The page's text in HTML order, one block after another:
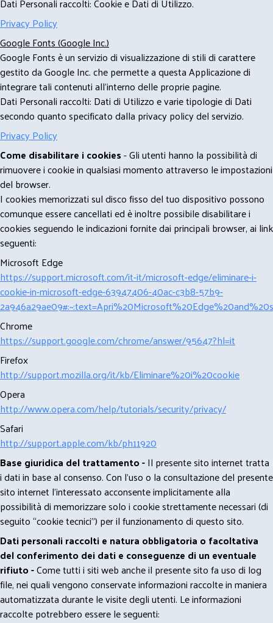
Privacy Policy
Google Fonts (Google Inc.)
Google Fonts è un servizio di visualizzazione di stili di carattere
gestito da Google Inc. che permette a questa Applicazione di
integrare tali contenuti all'interno delle proprie pagine.
Dati Personali raccolti: Dati di Utilizzo e varie tipologie di Dati
secondo quanto specificato dalla privacy policy del servizio.
Privacy Policy
Come disabilitare i cookies- Gli utenti hanno la possibilità di
rimuovere i cookie in qualsiasi momento attraverso le impostazioni
del browser.
I cookies memorizzati sul disco fisso del tuo dispositivo possono
comunque essere cancellati ed è inoltre possibile disabilitare i
cookies seguendo le indicazioni fornite dai principali browser, ai link
seguenti:
Microsoft Edge
https://support.microsoft.com/it-it/microsoft-edge/eliminare-i-
cookie-in-microsoft-edge-63947406-40ac-c3b8-57b9-
Chrome
https://support.google.com/chrome/answer/95647?hl=it
Firefox
http://support.mozilla.org/it/kb/Eliminare%20i%20cookie
Opera
http://www.opera.com/help/tutorials/security/privacy/
Safari
http://support.apple.com/kb/ph11920
Base giuridica del trattamento -Il presente sito internet tratta
i dati in base al consenso. Con l'uso o la consultazione del presente
sito internet l’interessato acconsente implicitamente alla
possibilità di memorizzare solo i cookie strettamente necessari (di
seguito “cookie tecnici”) per il funzionamento di questo sito.
Dati personali raccolti e natura obbligatoria o facoltativa
del conferimento dei dati e conseguenze di un eventuale
rifiuto -Come tutti i siti web anche il presente sito fa uso di log
file, nei quali vengono conservate informazioni raccolte in maniera
automatizzata durante le visite degli utenti. Le informazioni
raccolte potrebbero essere le seguenti: